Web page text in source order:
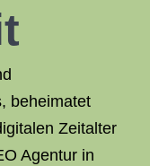
beheimatet
Zeitalter
Agentur in